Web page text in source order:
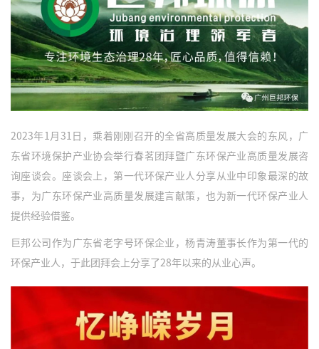
2023年1月31日，乘着刚刚召开的全省高质量发展大会的东风，广
东省环境保护产业协会举行春茗团拜暨广东环保产业高质量发展咨
询座谈会。座谈会上，第一代环保产业人分享从业中印象最深的故
事，为广东环保产业高质量发展建言献策，也为新一代环保产业人
提供经验借鉴。
巨邦公司作为广东省老字号环保企业，杨青涛董事长作为第一代的
环保产业人，于此团拜会上分享了28年以来的从业心声。